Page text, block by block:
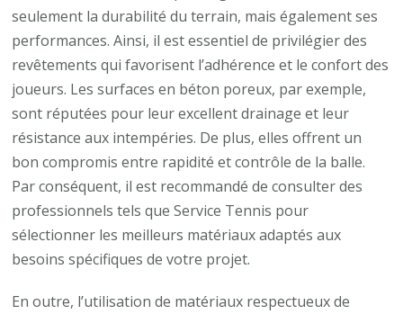
seulement la durabilité du terrain, mais également ses
performances. Ainsi, il est essentiel de privilégier des
revêtements qui favorisent l’adhérence et le confort des
joueurs. Les surfaces en béton poreux, par exemple,
sont réputées pour leur excellent drainage et leur
résistance aux intempéries. De plus, elles offrent un
bon compromis entre rapidité et contrôle de la balle.
Par conséquent, il est recommandé de consulter des
professionnels tels que Service Tennis pour
sélectionner les meilleurs matériaux adaptés aux
besoins spécifiques de votre projet.
En outre, l’utilisation de matériaux respectueux de